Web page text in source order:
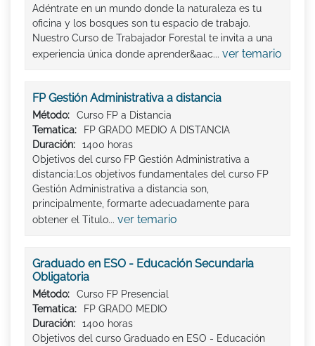
Adéntrate en un mundo donde la naturaleza es tu
oficina y los bosques son tu espacio de trabajo.
Nuestro Curso de Trabajador Forestal te invita a una
experiencia única donde aprender&aac... ver temario
FP Gestión Administrativa a distancia
Método:
Curso FP a Distancia
Tematica:
FP GRADO MEDIO A DISTANCIA
Duración:
1400 horas
Objetivos del curso FP Gestión Administrativa a
distancia:Los objetivos fundamentales del curso FP
Gestión Administrativa a distancia son,
principalmente, formarte adecuadamente para
obtener el Titulo... ver temario
Graduado en ESO - Educación Secundaria
Obligatoria
Método:
Curso FP Presencial
Tematica:
FP GRADO MEDIO
Duración:
1400 horas
Objetivos del curso Graduado en ESO - Educación